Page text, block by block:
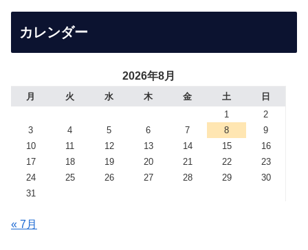
カレンダー
2026年8月
月 火 水 木 金 土
日
1
2
3
4 5 6 7 8
9
10
11 12 13 14 15
16
17
18 19 20 21 22
23
24
25 26 27 28 29
30
31
« 7月